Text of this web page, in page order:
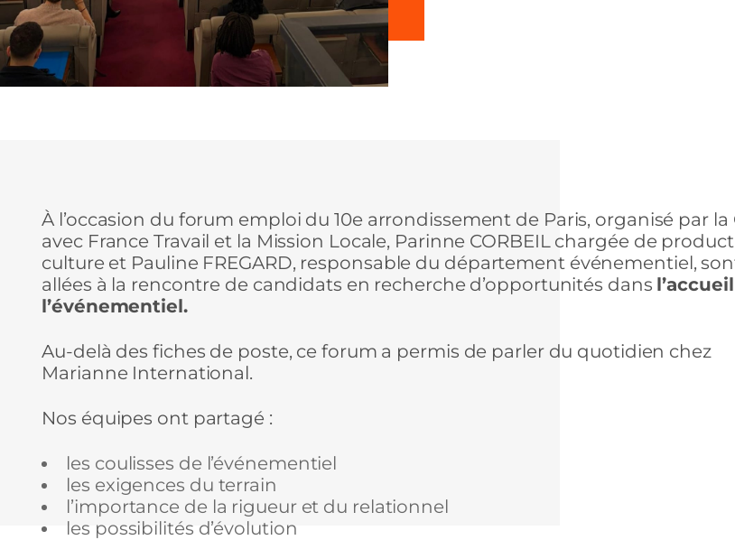
À l’occasion du forum emploi du 10e arrondissement de Paris, organisé par la
avec France Travail et la Mission Locale, Parinne CORBEIL chargée de
culture et Pauline FREGARD, responsable du département événementiel,
allées à la rencontre de candidats en recherche d’opportunités dans
l’événementiel.
Au-delà des fiches de poste, ce forum a permis de parler du quotidien chez
Marianne International.
Nos équipes ont partagé :
les coulisses de l’événementiel
les exigences du terrain
l’importance de la rigueur et du relationnel
les possibilités d’évolution